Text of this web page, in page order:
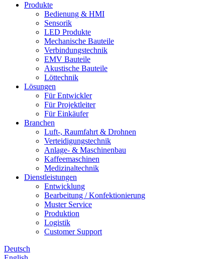
Produkte
Bedienung & HMI
Sensorik
LED Produkte
Mechanische Bauteile
Verbindungstechnik
EMV Bauteile
Akustische Bauteile
Löttechnik
Lösungen
Für Entwickler
Für Projektleiter
Für Einkäufer
Branchen
Luft-, Raumfahrt & Drohnen
Verteidigungstechnik
Anlage- & Maschinenbau
Kaffeemaschinen
Medizinaltechnik
Dienstleistungen
Entwicklung
Bearbeitung / Konfektionierung
Muster Service
Produktion
Logistik
Customer Support
Deutsch